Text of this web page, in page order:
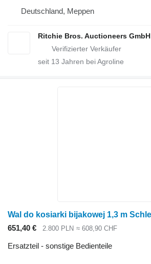
Deutschland, Meppen
Ritchie Bros. Auctioneers GmbH
seit 13 Jahren bei Agroline
651,40 € 2.800 PLN ≈ 608,90 CHF
Ersatzteil - sonstige Bedienteile